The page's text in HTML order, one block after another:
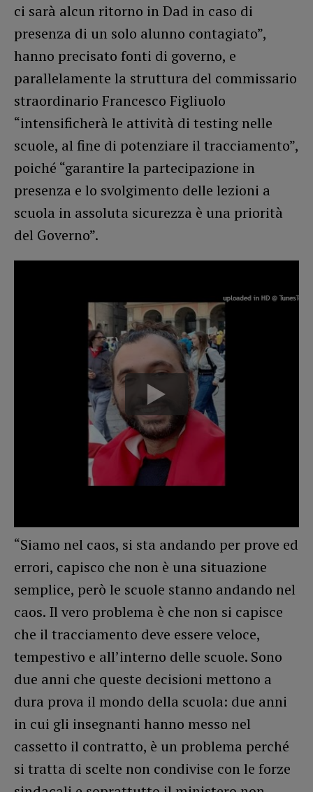
ci sarà alcun ritorno in Dad in caso di
presenza di un solo alunno contagiato”,
hanno precisato fonti di governo, e
parallelamente la struttura del commissario
straordinario Francesco Figliuolo
“intensificherà le attività di testing nelle
scuole, al fine di potenziare il tracciamento”,
poiché “garantire la partecipazione in
presenza e lo svolgimento delle lezioni a
scuola in assoluta sicurezza è una priorità
del Governo”.
“Siamo nel caos, si sta andando per prove ed
errori, capisco che non è una situazione
semplice, però le scuole stanno andando nel
caos. Il vero problema è che non si capisce
che il tracciamento deve essere veloce,
tempestivo e all’interno delle scuole. Sono
due anni che queste decisioni mettono a
dura prova il mondo della scuola: due anni
in cui gli insegnanti hanno messo nel
cassetto il contratto, è un problema perché
si tratta di scelte non condivise con le forze